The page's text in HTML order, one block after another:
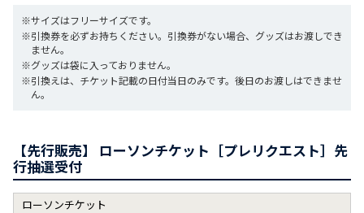
※サイズはフリーサイズです。
※引換券を必ずお持ちください。引換券がない場合、グッズはお渡しでき
ません。
※グッズは袋に入っておりません。
※引換えは、チケット記載の日付当日のみです。後日のお渡しはできませ
ん。
【先行販売】 ローソンチケット［プレリクエスト］先
行抽選受付
ローソンチケット